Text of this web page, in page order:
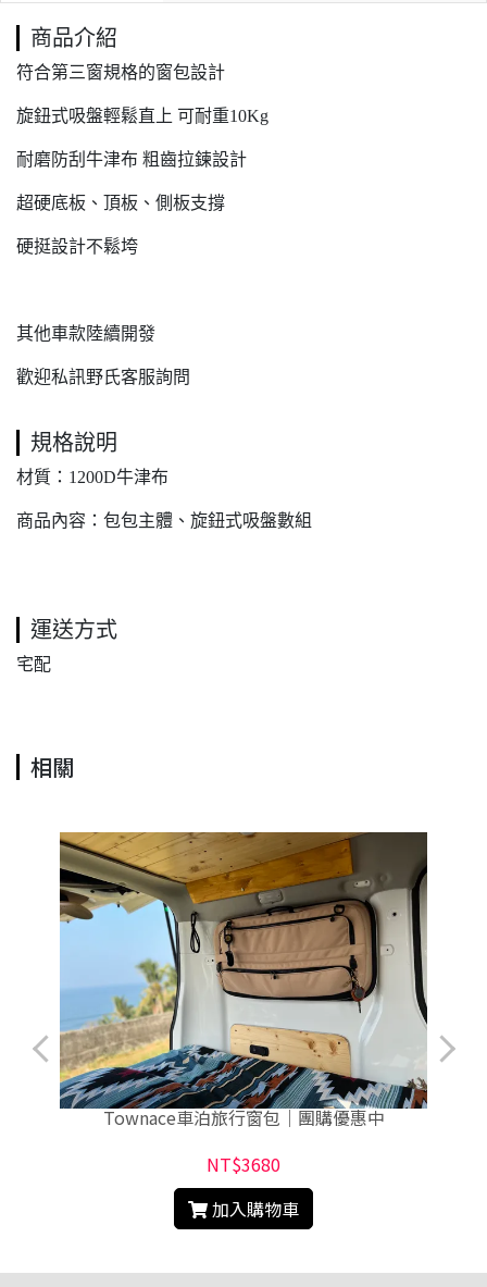
商品介紹
符合第三窗規格的窗包設計
旋鈕式吸盤輕鬆直上 可耐重10Kg
耐磨防刮牛津布 粗齒拉鍊設計
超硬底板、頂板、側板支撐
硬挺設計不鬆垮
其他車款陸續開發
歡迎私訊野氏客服詢問
規格說明
材質：1200D牛津布
商品內容：包包主體、旋鈕式吸盤數組
運送方式
宅配
相關
Townace車泊旅行窗包｜團購優惠中
NT$3680
加入購物車